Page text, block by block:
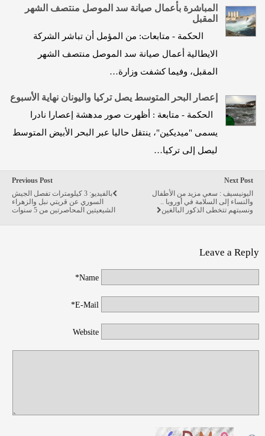
المباشرة بأعمال صيانة سد الموصل منتصف الشهر
المقبل
الحكمة - متابعات: من المؤمل أن تباشر الشركة
الايطالية أعمال صيانة سد الموصل منتصف الشهر
المقبل، وفيما كشفت وزارة…
إعصار البحر المتوسط يصل تركيا واليونان نهاية الأسبوع
الحكمة - متابعة : أظهرت صور مدهشة إعصارا نادرا
يسمى "ميديكين"، ينتقل حاليا عبر البحر الأبيض المتوسط
ليصل إلى تركيا…
Previous Post
بالفيديو: 3 كيلومترات تفصل الجيش
السوري عن قريتي نبل والزهراء
الشيعيتين المحاصرتين من 5 سنوات
Next Post
اليونيسيف : سعي مزيد من الأطفال
والنساء إلى السلامة في أوروبا ..
ونسبتهم تتخطى الذكور البالغين
Leave a Reply
Name*
E-Mail*
Website